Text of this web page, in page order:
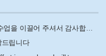
을 이끌어 주셔서 감사합니다!
드립니다